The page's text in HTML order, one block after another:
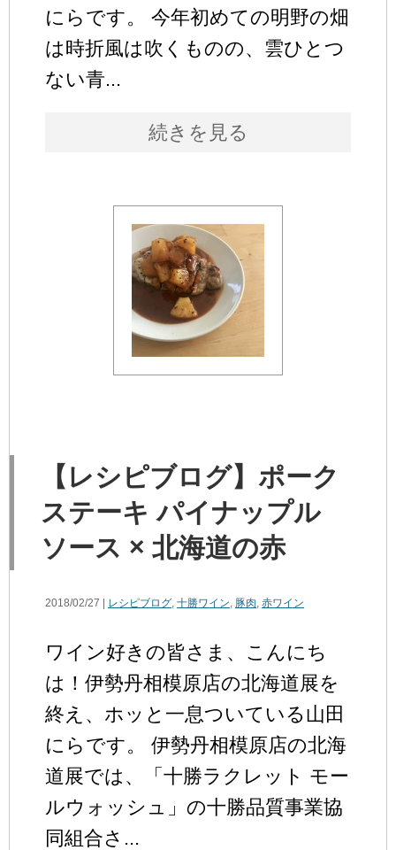
にらです。 今年初めての明野の畑
は時折風は吹くものの、雲ひとつ
ない青...
続きを見る
【レシピブログ】ポーク
ステーキ パイナップル
ソース × 北海道の赤
2018/02/27 | レシピブログ, 十勝ワイン, 豚肉, 赤ワイン
ワイン好きの皆さま、こんにち
は！伊勢丹相模原店の北海道展を
終え、ホッと一息ついている山田
にらです。 伊勢丹相模原店の北海
道展では、「十勝ラクレット モー
ルウォッシュ」の十勝品質事業協
同組合さ...